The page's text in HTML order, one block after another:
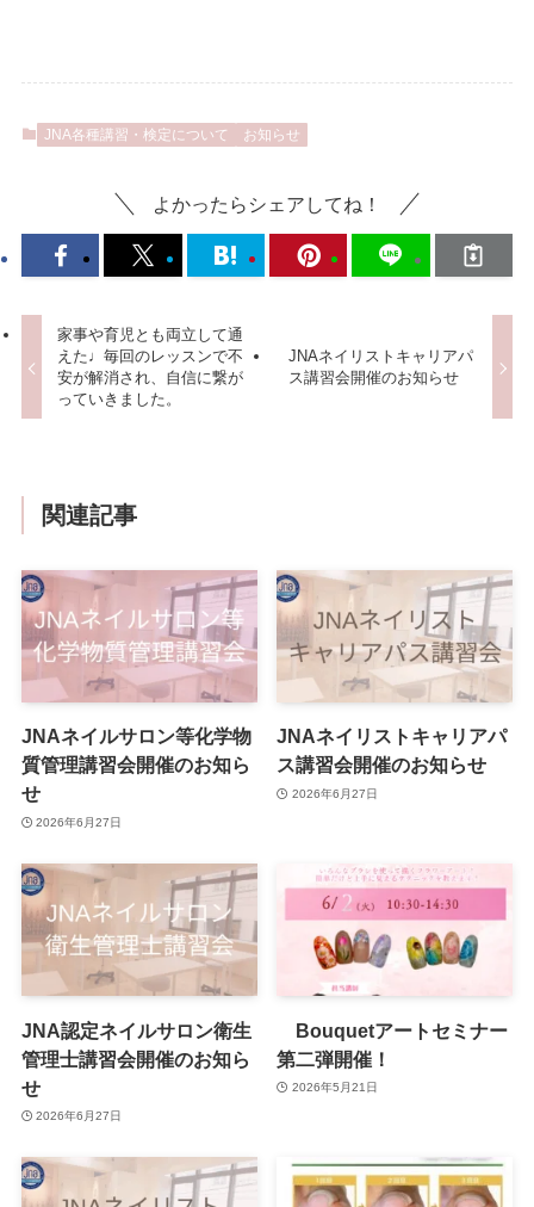
JNA各種講習・検定について お知らせ
よかったらシェアしてね！
家事や育児とも両立して通
えた♩毎回のレッスンで不
安が解消され、自信に繋が
っていきました。
JNAネイリストキャリアパ
ス講習会開催のお知らせ
関連記事
JNAネイルサロン等化学物
質管理講習会開催のお知ら
せ
2026年6月27日
JNAネイリストキャリアパ
ス講習会開催のお知らせ
2026年6月27日
JNA認定ネイルサロン衛生
管理士講習会開催のお知ら
せ
2026年6月27日
Bouquetアートセミナー
第二弾開催！
2026年5月21日